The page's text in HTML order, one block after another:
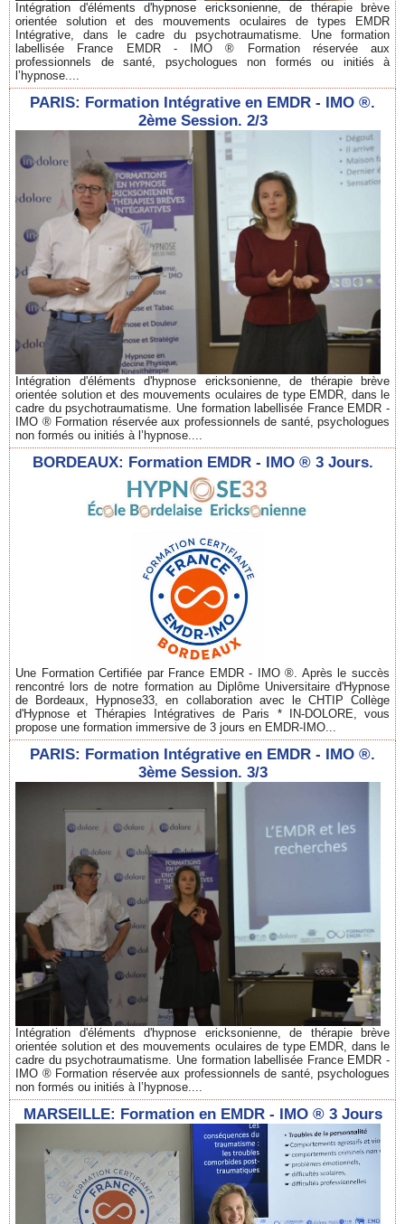
Intégration d'éléments d'hypnose ericksonienne, de thérapie brève
orientée solution et des mouvements oculaires de types EMDR
Intégrative, dans le cadre du psychotraumatisme. Une formation
labellisée France EMDR - IMO ® Formation réservée aux
professionnels de santé, psychologues non formés ou initiés à
l’hypnose....
PARIS: Formation Intégrative en EMDR - IMO ®.
2ème Session. 2/3
Intégration d'éléments d'hypnose ericksonienne, de thérapie brève
orientée solution et des mouvements oculaires de type EMDR, dans le
cadre du psychotraumatisme. Une formation labellisée France EMDR -
IMO ® Formation réservée aux professionnels de santé, psychologues
non formés ou initiés à l’hypnose....
BORDEAUX: Formation EMDR - IMO ® 3 Jours.
Une Formation Certifiée par France EMDR - IMO ®. Après le succès
rencontré lors de notre formation au Diplôme Universitaire d'Hypnose
de Bordeaux, Hypnose33, en collaboration avec le CHTIP Collège
d'Hypnose et Thérapies Intégratives de Paris * IN-DOLORE, vous
propose une formation immersive de 3 jours en EMDR-IMO...
PARIS: Formation Intégrative en EMDR - IMO ®.
3ème Session. 3/3
Intégration d'éléments d'hypnose ericksonienne, de thérapie brève
orientée solution et des mouvements oculaires de type EMDR, dans le
cadre du psychotraumatisme. Une formation labellisée France EMDR -
IMO ® Formation réservée aux professionnels de santé, psychologues
non formés ou initiés à l’hypnose....
MARSEILLE: Formation en EMDR - IMO ® 3 Jours